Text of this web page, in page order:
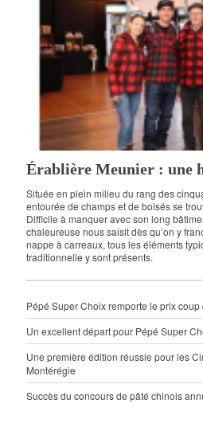
Érablière Meunier : une
Située en plein milieu du rang des
entourée de champs et de boisés se
Difficile à manquer avec son long
chaleureuse nous saisit dès qu’on y
nappe à carreaux, tous les éléments
traditionnelle y sont présents.
Pépé Super Choix remporte le prix
Un excellent départ pour Pépé Super
Une première édition réussie pour les
Montérégie
Succès du concours de pâté chinois